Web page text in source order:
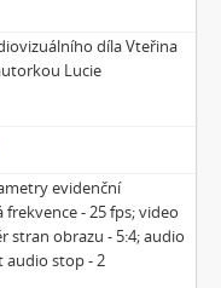
otevřeno zavřeno...
díla Vteřina
Lucie
evidenční
- 25 fps; video
stran obrazu - 5:4; audio
audio stop - 2